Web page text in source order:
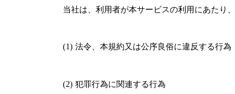
当社は、利用者が本サービスの利用にあたり
(1) 法令、本規約又は公序良俗に違反する行為
(2) 犯罪行為に関連する行為